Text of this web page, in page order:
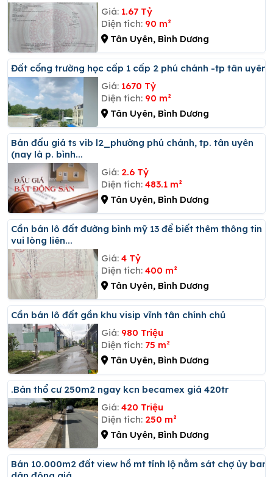
Giá: 1.67 Tỷ
Diện tích: 90 m²
Tân Uyên, Bình Dương
đất cổng trường học cấp 1 cấp 2 phú chánh -tp tân uyên
Giá: 1670 Tỷ
Diện tích: 90 m²
Tân Uyên, Bình Dương
Bán đấu giá ts vib l2_phường phú chánh, tp. tân uyên
(nay là p. bình...
Giá: 2.6 Tỷ
Diện tích: 483.1 m²
Tân Uyên, Bình Dương
Cần bán lô đất đường bình mỹ 13 để biết thêm thông tin
vui lòng liên...
Giá: 4 Tỷ
Diện tích: 400 m²
Tân Uyên, Bình Dương
Cần bán lô đất gần khu visip vĩnh tân chính chủ
Giá: 980 Triệu
Diện tích: 75 m²
Tân Uyên, Bình Dương
.bán thổ cư 250m2 ngay kcn becamex giá 420tr
Giá: 420 Triệu
Diện tích: 250 m²
Tân Uyên, Bình Dương
Bán 10.000m2 đất view hồ mt tỉnh lộ nằm sát chợ ủy ban